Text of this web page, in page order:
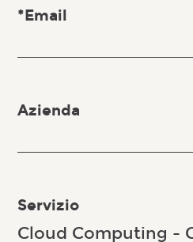
*Email
Azienda
Servizio